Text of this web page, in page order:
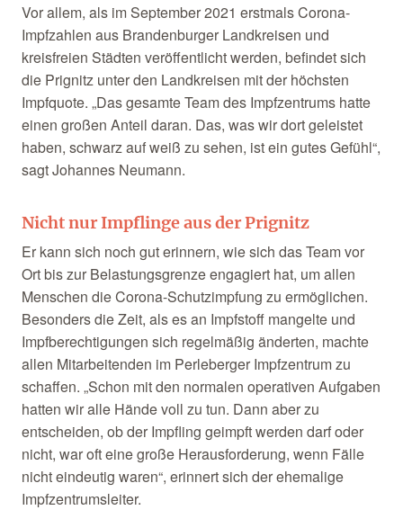
Vor allem, als im September 2021 erstmals Corona-
Impfzahlen aus Brandenburger Landkreisen und
kreisfreien Städten veröffentlicht werden, befindet sich
die Prignitz unter den Landkreisen mit der höchsten
Impfquote. „Das gesamte Team des Impfzentrums hatte
einen großen Anteil daran. Das, was wir dort geleistet
haben, schwarz auf weiß zu sehen, ist ein gutes Gefühl“,
sagt Johannes Neumann.
Nicht nur Impflinge aus der Prignitz
Er kann sich noch gut erinnern, wie sich das Team vor
Ort bis zur Belastungsgrenze engagiert hat, um allen
Menschen die Corona-Schutzimpfung zu ermöglichen.
Besonders die Zeit, als es an Impfstoff mangelte und
Impfberechtigungen sich regelmäßig änderten, machte
allen Mitarbeitenden im Perleberger Impfzentrum zu
schaffen. „Schon mit den normalen operativen Aufgaben
hatten wir alle Hände voll zu tun. Dann aber zu
entscheiden, ob der Impfling geimpft werden darf oder
nicht, war oft eine große Herausforderung, wenn Fälle
nicht eindeutig waren“, erinnert sich der ehemalige
Impfzentrumsleiter.